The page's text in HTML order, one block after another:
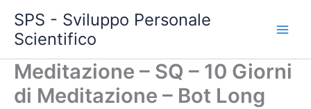
contenuto
SPS - Sviluppo Personale
Scientifico
Meditazione – SQ – 10 Giorni
di Meditazione – Bot Long